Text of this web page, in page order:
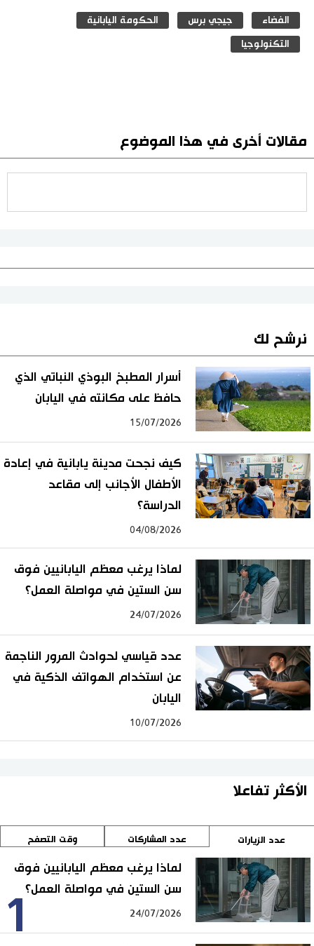
الفضاء جيجي برس الحكومة اليابانية
التكنولوجيا
مقالات أخرى في هذا الموضوع
نرشح لك
أسرار المطبخ البوذي النباتي الذي
حافظ على مكانته في اليابان
15/07/2026
كيف نجحت مدينة يابانية في إعادة
الأطفال الأجانب إلى مقاعد
الدراسة؟
04/08/2026
لماذا يرغب معظم اليابانيين فوق
سن الستين في مواصلة العمل؟
24/07/2026
عدد قياسي لحوادث المرور الناجمة
عن استخدام الهواتف الذكية في
اليابان
10/07/2026
الأكثر تفاعلا
عدد الزيارات عدد المشاركات وقت التصفح
1
لماذا يرغب معظم اليابانيين فوق
سن الستين في مواصلة العمل؟
24/07/2026